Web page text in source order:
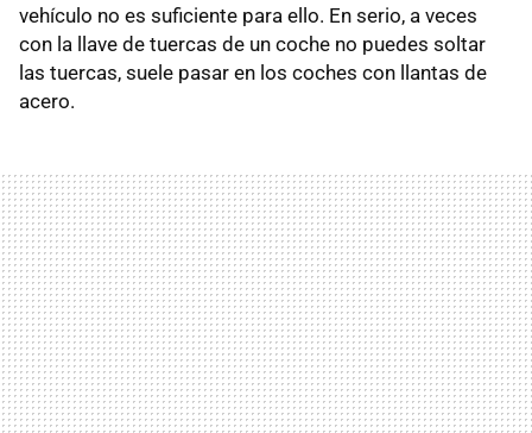
vehículo no es suficiente para ello. En serio, a veces
con la llave de tuercas de un coche no puedes soltar
las tuercas, suele pasar en los coches con llantas de
acero.